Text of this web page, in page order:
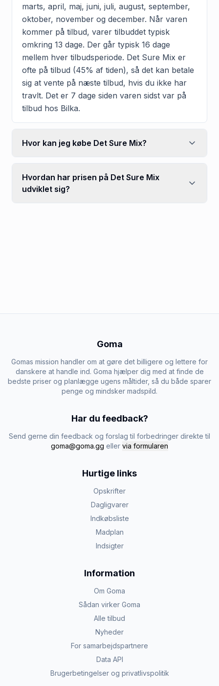
marts, april, maj, juni, juli, august, september,
oktober, november og december. Når varen
kommer på tilbud, varer tilbuddet typisk
omkring 13 dage. Der går typisk 16 dage
mellem hver tilbudsperiode. Det Sure Mix er
ofte på tilbud (45% af tiden), så det kan betale
sig at vente på næste tilbud, hvis du ikke har
travlt. Det er 7 dage siden varen sidst var på
tilbud hos Bilka.
Hvor kan jeg købe Det Sure Mix?
Hvordan har prisen på Det Sure Mix
udviklet sig?
Goma
Gomas mission handler om at gøre det billigere og lettere for
danskere at handle ind. Goma hjælper dig med at finde de
bedste priser og planlægge ugens måltider, så du både sparer
penge og mindsker madspild.
Har du feedback?
Send gerne din feedback og forslag til forbedringer direkte til
goma@goma.gg eller via formularen
Hurtige links
Opskrifter
Dagligvarer
Indkøbsliste
Madplan
Indsigter
Information
Om Goma
Sådan virker Goma
Alle tilbud
Nyheder
For samarbejdspartnere
Data API
Brugerbetingelser og privatlivspolitik